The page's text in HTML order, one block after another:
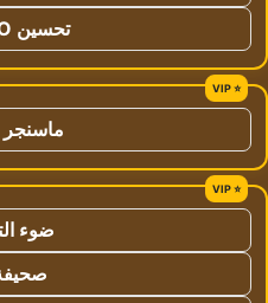
تحسين SEO سلة
ماسنجر
ضوء